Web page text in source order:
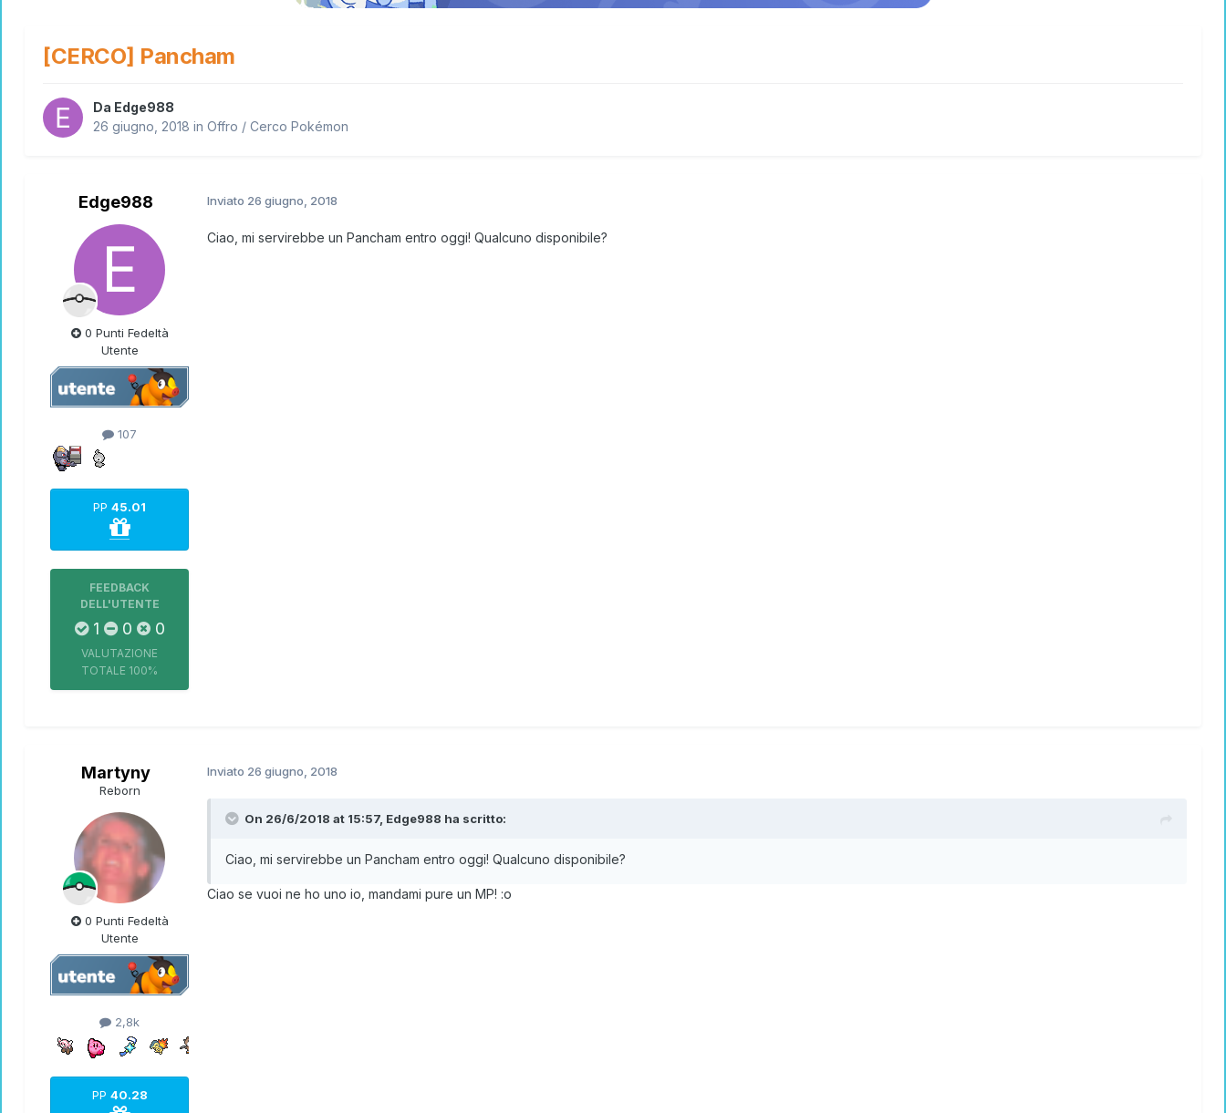
[CERCO] Pancham
Da Edge988
26 giugno, 2018 in Offro / Cerco Pokémon
Edge988
0 Punti Fedeltà
Utente
107
PP 45.01
FEEDBACK
DELL'UTENTE
1 0 0
VALUTAZIONE
TOTALE 100%
Inviato 26 giugno, 2018
Ciao, mi servirebbe un Pancham entro oggi! Qualcuno disponibile?
Martyny
Reborn
0 Punti Fedeltà
Utente
2,8k
PP 40.28
Inviato 26 giugno, 2018
On 26/6/2018 at 15:57, Edge988 ha scritto:
Ciao, mi servirebbe un Pancham entro oggi! Qualcuno disponibile?
Ciao se vuoi ne ho uno io, mandami pure un MP! :o